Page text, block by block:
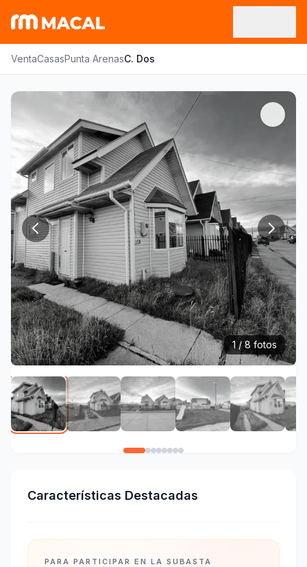
VentaCasasPunta ArenasC. Dos
1 / 8 fotos
Características Destacadas
PARA PARTICIPAR EN LA SUBASTA